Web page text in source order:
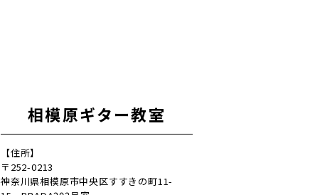
相模原ギター教室
【住所】
〒252-0213
神奈川県相模原市中央区すすきの町11-